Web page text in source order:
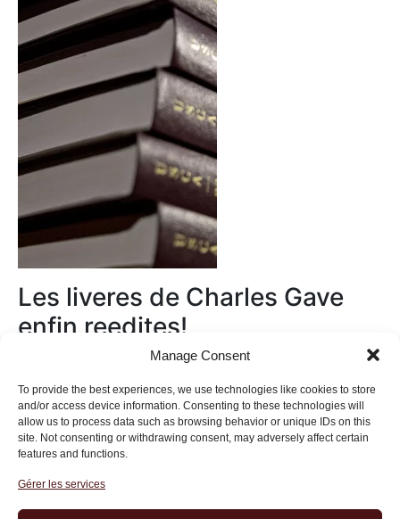
Manage Consent
To provide the best experiences, we use technologies like cookies to store
and/or access device information. Consenting to these technologies will
allow us to process data such as browsing behavior or unique IDs on this
site. Not consenting or withdrawing consent, may adversely affect certain
features and functions.
Gérer les services
Les liveres de Charles Gave
enfin reedites!
Institut des Libertés